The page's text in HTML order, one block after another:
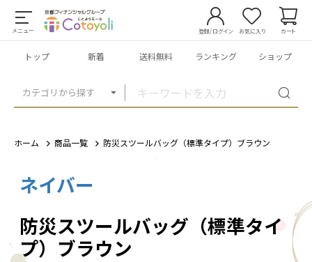
メニュー
カテゴリから探す
登録/ログイン お気に入り カート
トップ 新着 送料無料 ランキング ショップ
ホーム 商品一覧 防災スツールバッグ（標準タイプ）ブラウン
ネイバー
防災スツールバッグ（標準タイ
プ）ブラウン